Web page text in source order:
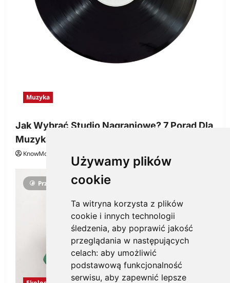
Używamy plików
cookie
Ta witryna korzysta z plików
cookie i innych technologii
śledzenia, aby poprawić jakość
przeglądania w następujących
celach: aby umożliwić
podstawową funkcjonalność
serwisu, aby zapewnić lepsze
Muzyka
Jak Wybrać Studio Nagraniowe? 7 Porad Dla
Muzyka
KnowMore.pl
Przeczytano 3 minut